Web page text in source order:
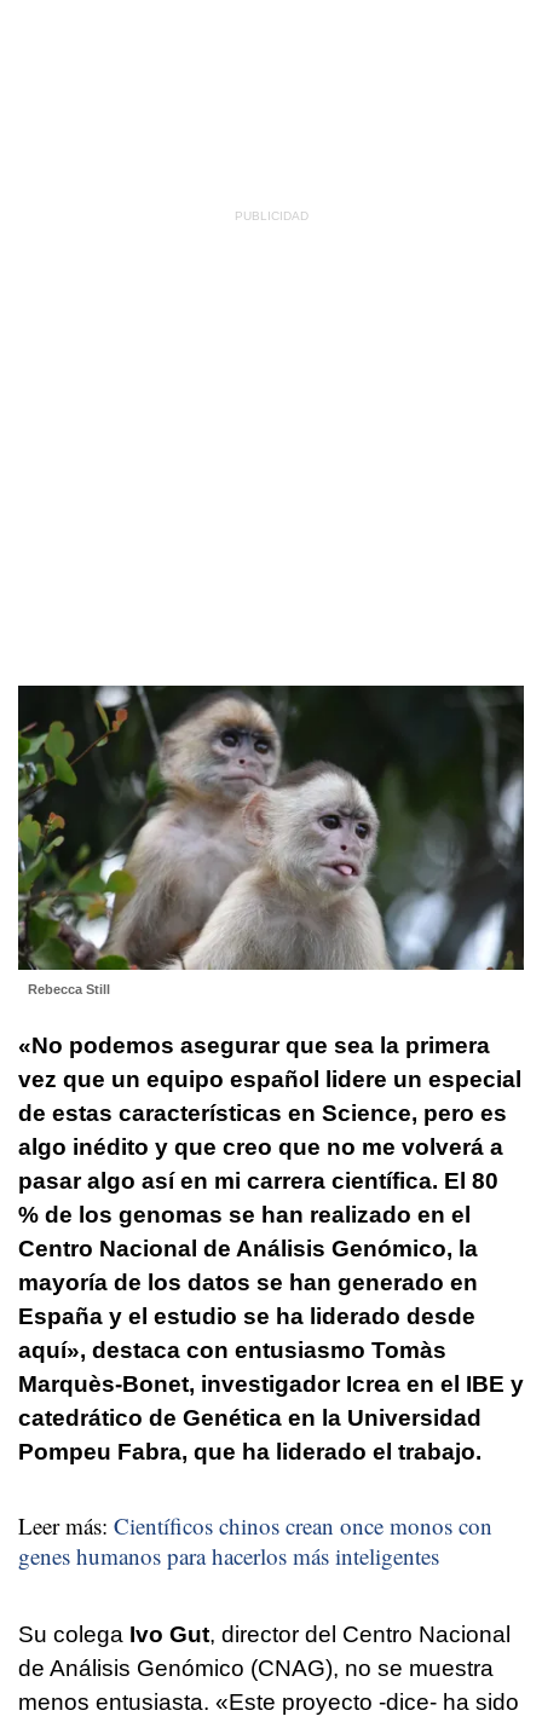
Rebecca Still
«No podemos asegurar que sea la primera
vez que un equipo español lidere un especial
de estas características en Science, pero es
algo inédito y que creo que no me volverá a
pasar algo así en mi carrera científica. El 80
% de los genomas se han realizado en el
Centro Nacional de Análisis Genómico, la
mayoría de los datos se han generado en
España y el estudio se ha liderado desde
aquí», destaca con entusiasmo Tomàs
Marquès-Bonet, investigador Icrea en el IBE y
catedrático de Genética en la Universidad
Pompeu Fabra, que ha liderado el trabajo.
Leer más: Científicos chinos crean once monos con
genes humanos para hacerlos más inteligentes
Su colega Ivo Gut, director del Centro Nacional
de Análisis Genómico (CNAG), no se muestra
menos entusiasta. «Este proyecto -dice- ha sido